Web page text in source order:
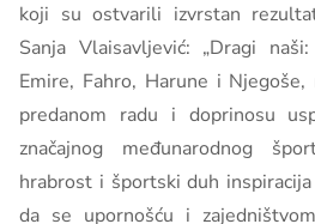
koji su ostvarili izvrstan
Sanja Vlaisavljević: „Dragi
Emire, Fahro, Harune i
predanom radu i doprinosu
značajnog međunarodnog
hrabrost i športski duh
da se upornošću i